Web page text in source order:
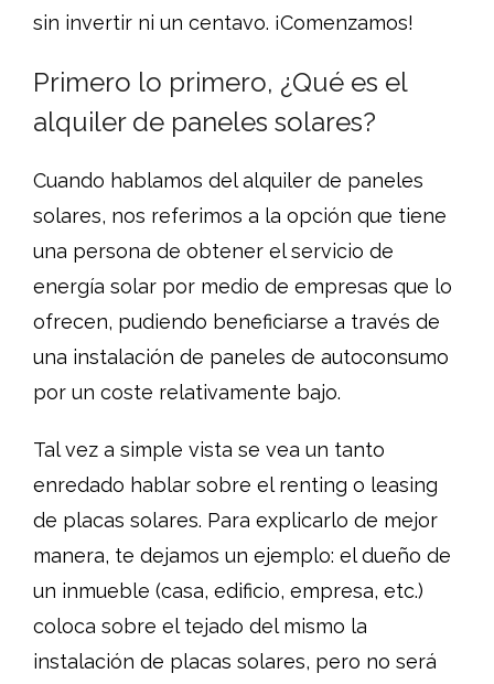
sin invertir ni un centavo. ¡Comenzamos!
Primero lo primero, ¿Qué es el
alquiler de paneles solares?
Cuando hablamos del alquiler de paneles
solares, nos referimos a la opción que tiene
una persona de obtener el servicio de
energía solar por medio de empresas que lo
ofrecen, pudiendo beneficiarse a través de
una instalación de paneles de autoconsumo
por un coste relativamente bajo.
Tal vez a simple vista se vea un tanto
enredado hablar sobre el renting o leasing
de placas solares. Para explicarlo de mejor
manera, te dejamos un ejemplo: el dueño de
un inmueble (casa, edificio, empresa, etc.)
coloca sobre el tejado del mismo la
instalación de placas solares, pero no será